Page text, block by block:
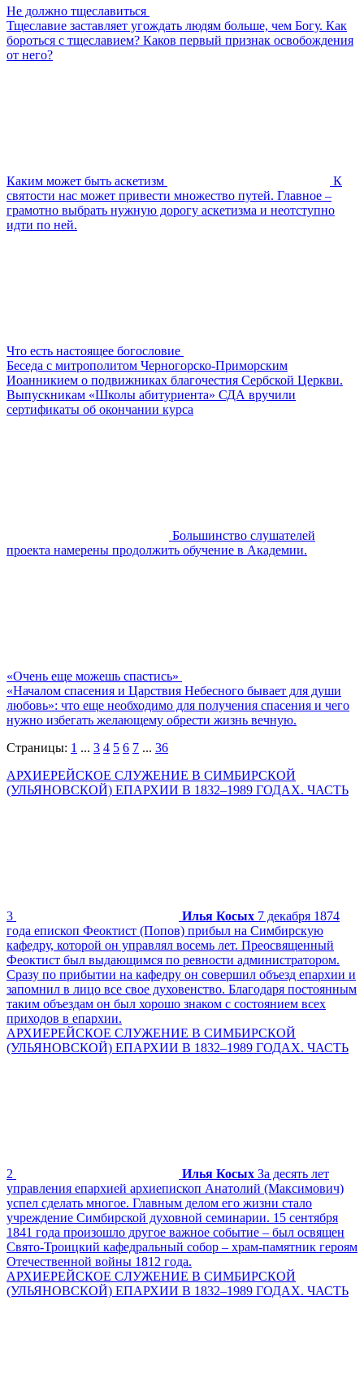
Не должно тщеславиться
Тщеславие заставляет угождать людям больше, чем Богу. Как
бороться с тщеславием? Каков первый признак освобождения
от него?
Каким может быть аскетизм
К
святости нас может привести множество путей. Главное –
грамотно выбрать нужную дорогу аскетизма и неотступно
идти по ней.
Что есть настоящее богословие
Беседа с митрополитом Черногорско-Приморским
Иоанникием о подвижниках благочестия Сербской Церкви.
Выпускникам «Школы абитуриента» СДА вручили
сертификаты об окончании курса
Большинство слушателей
проекта намерены продолжить обучение в Академии.
«Очень еще можешь спастись»
«Началом спасения и Царствия Небесного бывает для души
любовь»: что еще необходимо для получения спасения и чего
нужно избегать желающему обрести жизнь вечную.
Страницы: 1 ... 3 4 5 6 7 ... 36
АРХИЕРЕЙСКОЕ СЛУЖЕНИЕ В СИМБИРСКОЙ
(УЛЬЯНОВСКОЙ) ЕПАРХИИ В 1832–1989 ГОДАХ. ЧАСТЬ
3 Илья Косых 7 декабря 1874
года епископ Феоктист (Попов) прибыл на Симбирскую
кафедру, которой он управлял восемь лет. Преосвященный
Феоктист был выдающимся по ревности администратором.
Сразу по прибытии на кафедру он совершил объезд епархии и
запомнил в лицо все свое духовенство. Благодаря постоянным
таким объездам он был хорошо знаком с состоянием всех
приходов в епархии.
АРХИЕРЕЙСКОЕ СЛУЖЕНИЕ В СИМБИРСКОЙ
(УЛЬЯНОВСКОЙ) ЕПАРХИИ В 1832–1989 ГОДАХ. ЧАСТЬ
2 Илья Косых За десять лет
управления епархией архиепископ Анатолий (Максимович)
успел сделать многое. Главным делом его жизни стало
учреждение Симбирской духовной семинарии. 15 сентября
1841 года произошло другое важное событие – был освящен
Свято-Троицкий кафедральный собор – храм-памятник героям
Отечественной войны 1812 года.
АРХИЕРЕЙСКОЕ СЛУЖЕНИЕ В СИМБИРСКОЙ
(УЛЬЯНОВСКОЙ) ЕПАРХИИ В 1832–1989 ГОДАХ. ЧАСТЬ